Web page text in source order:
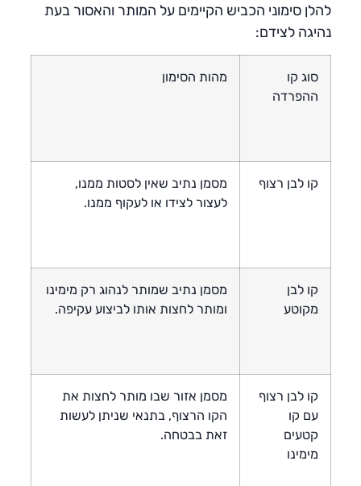
להלן סימוני הכביש הקיימים על המותר והאסור בעת
נהיגה לצידם:
סוג קו
ההפרדה
מהות הסימון
קו לבן רצוף
מסמן נתיב שאין לסטות ממנו,
לעצור לצידו או לעקוף ממנו.
קו לבן
מקוטע
מסמן נתיב שמותר לנהוג רק מימינו
ומותר לחצות אותו לביצוע עקיפה.
קו לבן רצוף
עם קו
קטעים
מימינו
מסמן אזור שבו מותר לחצות את
הקו הרצוף, בתנאי שניתן לעשות
זאת בבטחה.